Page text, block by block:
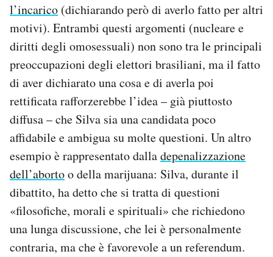
l’incarico (dichiarando però di averlo fatto per altri
motivi). Entrambi questi argomenti (nucleare e
diritti degli omosessuali) non sono tra le principali
preoccupazioni degli elettori brasiliani, ma il fatto
di aver dichiarato una cosa e di averla poi
rettificata rafforzerebbe l’idea – già piuttosto
diffusa – che Silva sia una candidata poco
affidabile e ambigua su molte questioni. Un altro
esempio è rappresentato dalladepenalizzazione
dell’abortoo della marijuana: Silva, durante il
dibattito, ha detto che si tratta di questioni
«filosofiche, morali e spirituali» che richiedono
una lunga discussione, che lei è personalmente
contraria, ma che è favorevole a un referendum.